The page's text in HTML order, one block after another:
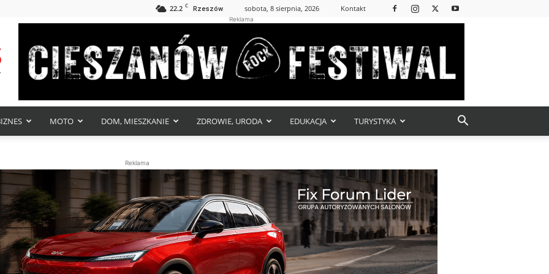
22.2 C Rzeszów sobota, 8 sierpnia, 2026 Kontakt
Reklama
MOTO DOM, MIESZKANIE ZDROWIE, URODA EDUKACJA TURYSTYKA
Reklama